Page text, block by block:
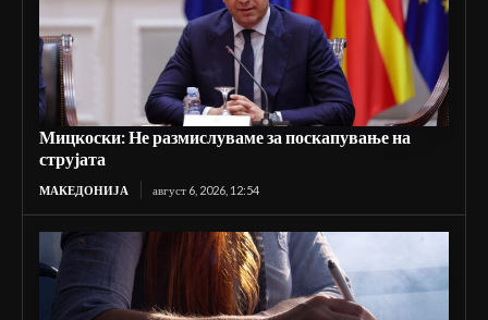
Мицкоски: Не размислуваме за поскапување на
струјата
МАКЕДОНИЈА август 6, 2026, 12:54